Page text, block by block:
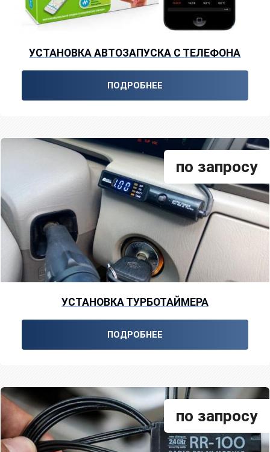
УСТАНОВКА АВТОЗАПУСКА С ТЕЛЕФОНА
ПОДРОБНЕЕ
УСТАНОВКА ТУРБОТАЙМЕРА
по запросу
ПОДРОБНЕЕ
по запросу